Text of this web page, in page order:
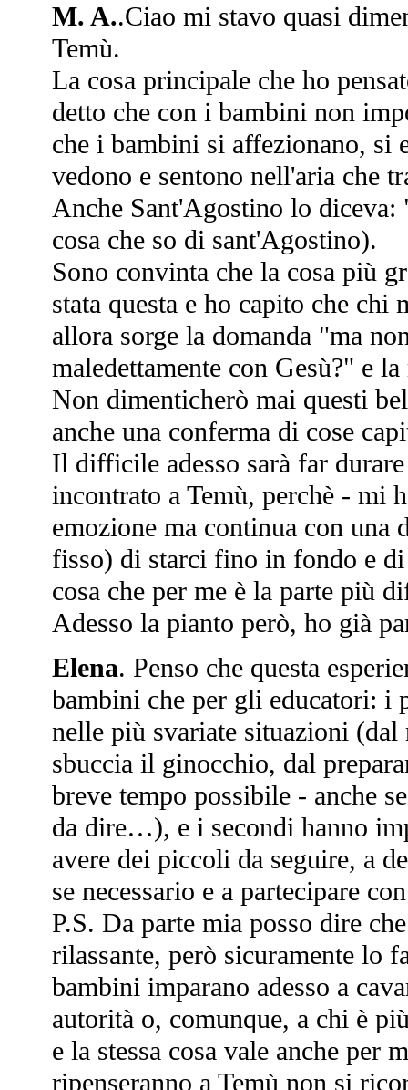
M. A..Ciao mi stavo quasi
Temù.
La cosa principale che ho
detto che con i bambini non
che i bambini si affezionano, si
vedono e sentono nell'aria che
Anche Sant'Agostino lo
cosa che so di sant'Agostino).
Sono convinta che la cosa più
stata questa e ho capito che chi
allora sorge la domanda "ma
maledettamente con Gesù?" e
Non dimenticherò mai questi
anche una conferma di cose
Il difficile adesso sarà far
incontrato a Temù, perchè - mi
emozione ma continua con
fisso) di starci fino in fondo e di
cosa che per me è la parte più
Adesso la pianto però, ho già
Elena. Penso che questa
bambini che per gli educatori: i
nelle più svariate situazioni
sbuccia il ginocchio, dal
breve tempo possibile - anche
da dire…), e i secondi hanno
avere dei piccoli da seguire, a
se necessario e a partecipare
P.S. Da parte mia posso dire
rilassante, però sicuramente lo
bambini imparano adesso a
autorità o, comunque, a chi è
e la stessa cosa vale anche per
ripenseranno a Temù non si